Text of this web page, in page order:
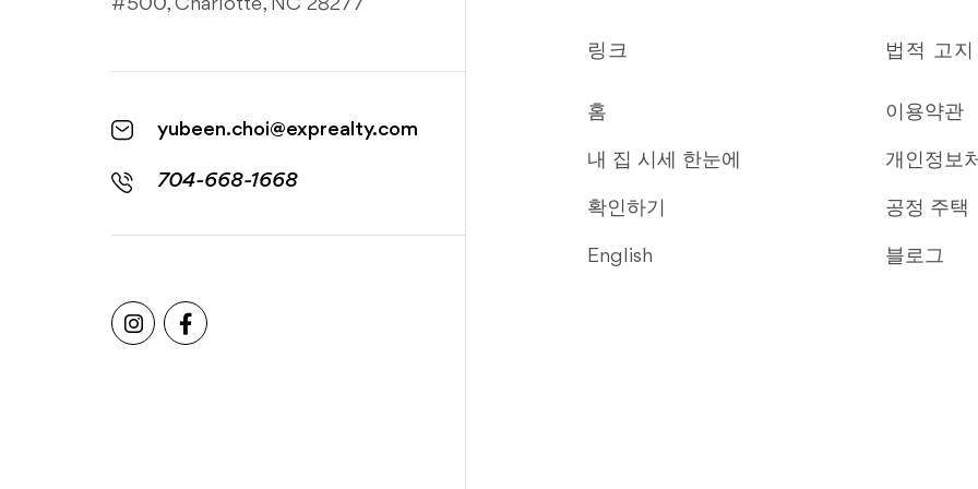
#500, Charlotte, NC 28277
yubeen.choi@exprealty.com
704-668-1668
링크
홈
내 집 시세 한눈에
확인하기
English
법적 고지
이용약관
개인정보
공정 주택
블로그